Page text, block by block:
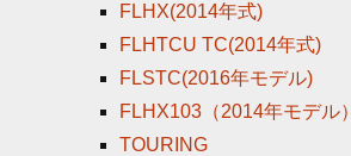
FLHX(2014年式)
FLHTCU TC(2014年式)
FLSTC(2016年モデル)
FLHX103（2014年モデル）
TOURING